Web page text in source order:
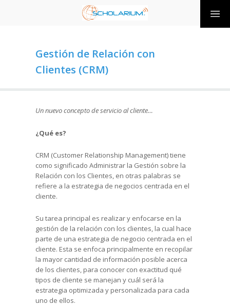
Gestión de Relación con
Clientes (CRM)
Un nuevo concepto de servicio al cliente…
¿Qué es?
CRM (Customer Relationship Management) tiene
como significado Administrar la Gestión sobre la
Relación con los Clientes, en otras palabras se
refiere a la estrategia de negocios centrada en el
cliente.
Su tarea principal es realizar y enfocarse en la
gestión de la relación con los clientes, la cual hace
parte de una estrategia de negocio centrada en el
cliente. Esta se enfoca principalmente en recopilar
la mayor cantidad de información posible acerca
de los clientes, para conocer con exactitud qué
tipos de cliente se manejan y cuál será la
estrategia optimizada y personalizada para cada
uno de ellos.